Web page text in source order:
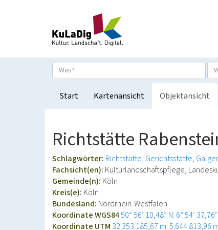
Start Kartenansicht Objektansicht
Richtstätte
Schlagwörter: Richtstätte Gerichtsstätte
Fachsicht(en): Kulturlandschaftspflege,
Gemeinde(n): Köln
Kreis(e): Köln
Bundesland: Nordrhein-Westfalen
Koordinate WGS8450° 56′ 10,48″ N: 6° 54′
Koordinate UTM 32.353.185,67 m: 5.644.813,96